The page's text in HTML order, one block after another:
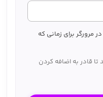
مرورگر برای زمانی که
قادر به اضافه کردن